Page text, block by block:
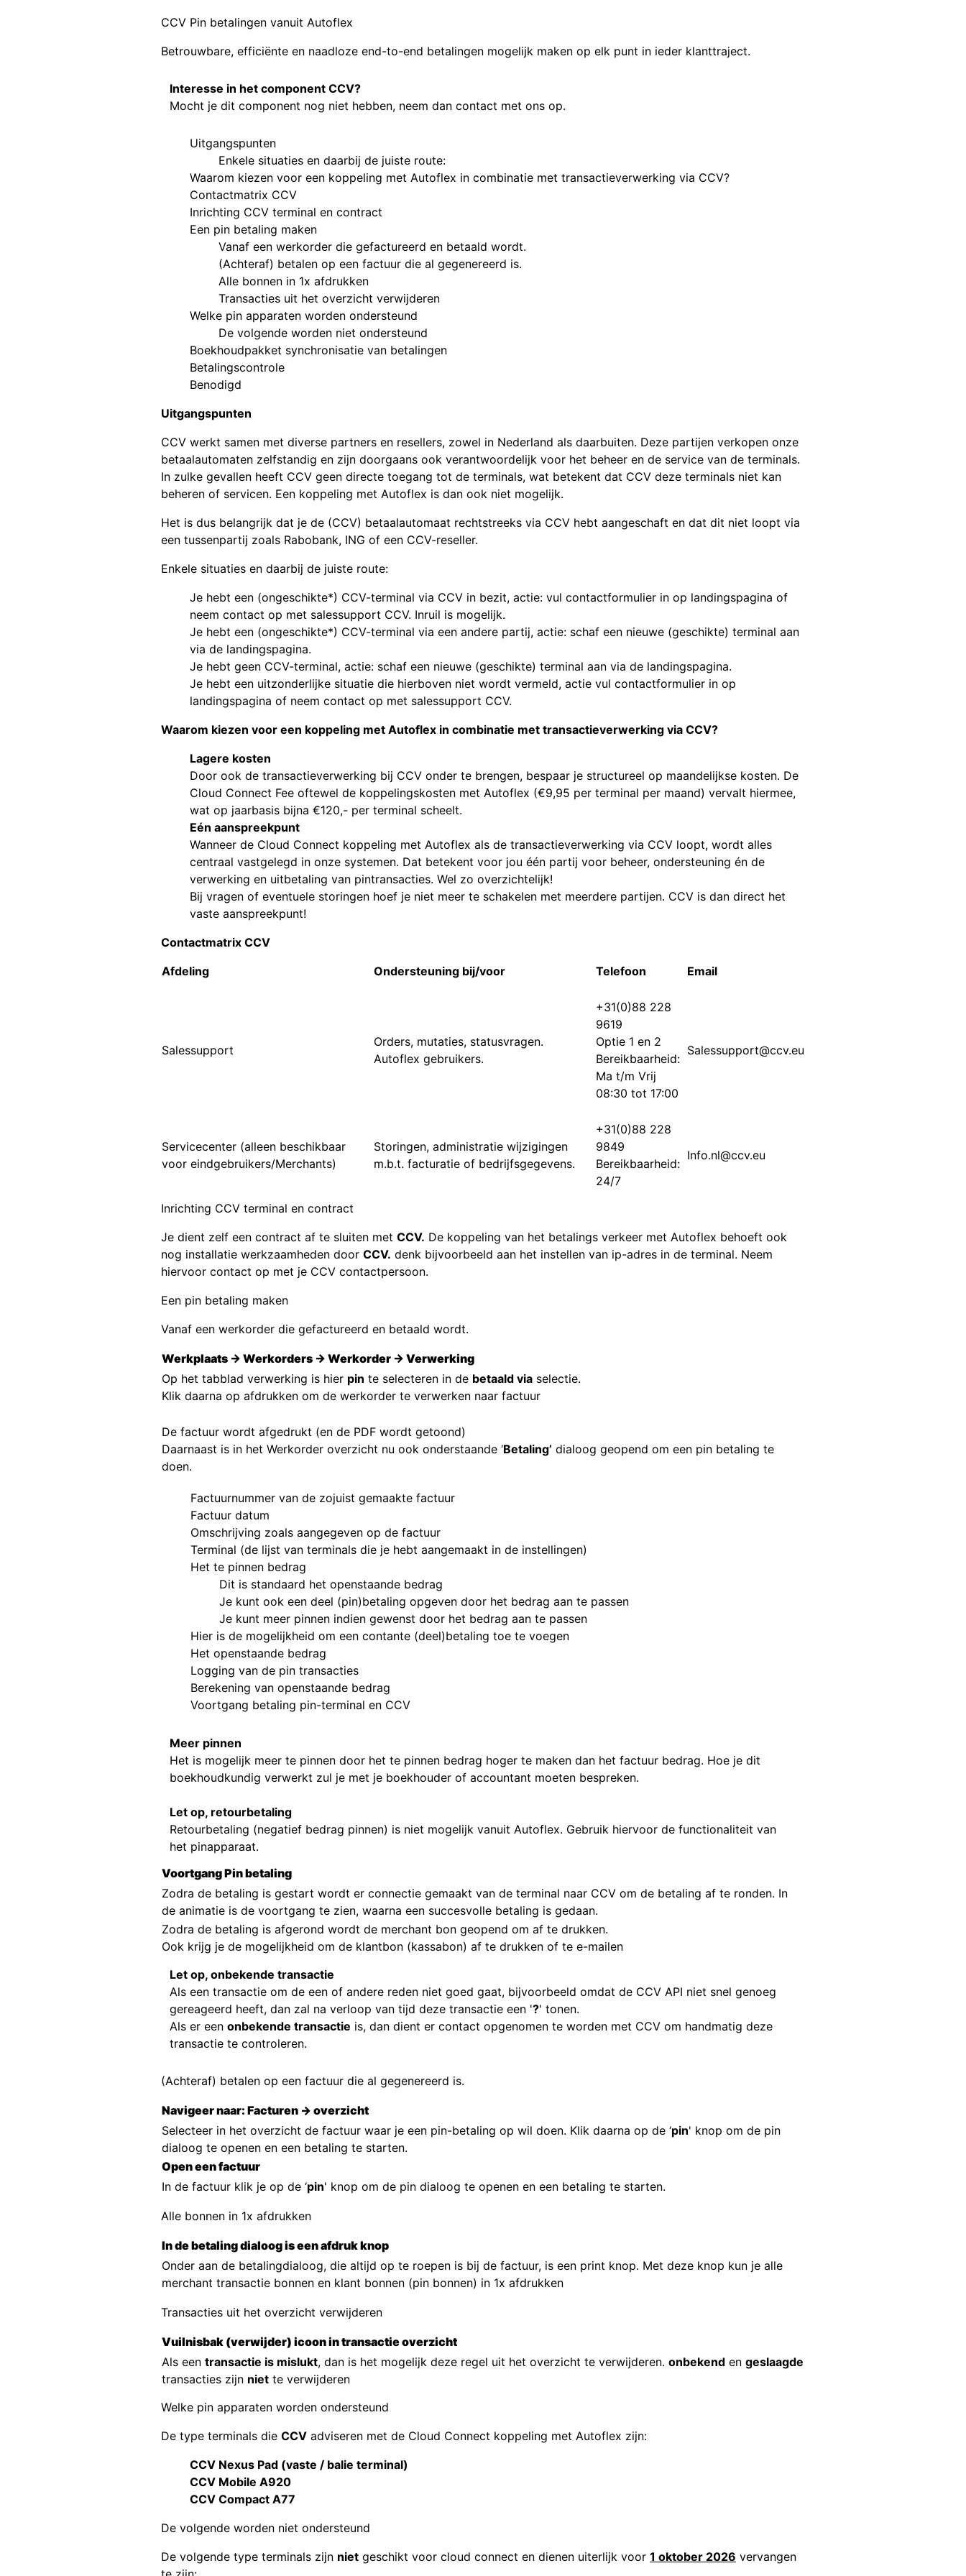
CCV Pin betalingen vanuit Autoflex
Betrouwbare, efficiënte en naadloze end-to-end betalingen mogelijk maken op elk punt in ieder klanttraject.
Interesse in het component CCV?
Mocht je dit component nog niet hebben, neem dan contact met ons op.
Uitgangspunten
Enkele situaties en daarbij de juiste route:
Waarom kiezen voor een koppeling met Autoflex in combinatie met transactieverwerking via CCV?
Contactmatrix CCV
Inrichting CCV terminal en contract
Een pin betaling maken
Vanaf een werkorder die gefactureerd en betaald wordt.
(Achteraf) betalen op een factuur die al gegenereerd is.
Alle bonnen in 1x afdrukken
Transacties uit het overzicht verwijderen
Welke pin apparaten worden ondersteund
De volgende worden niet ondersteund
Boekhoudpakket synchronisatie van betalingen
Betalingscontrole
Benodigd
Uitgangspunten
CCV werkt samen met diverse partners en resellers, zowel in Nederland als daarbuiten. Deze partijen verkopen onze
betaalautomaten zelfstandig en zijn doorgaans ook verantwoordelijk voor het beheer en de service van de terminals.
In zulke gevallen heeft CCV geen directe toegang tot de terminals, wat betekent dat CCV deze terminals niet kan
beheren of servicen. Een koppeling met Autoflex is dan ook niet mogelijk.
Het is dus belangrijk dat je de (CCV) betaalautomaat rechtstreeks via CCV hebt aangeschaft en dat dit niet loopt via
een tussenpartij zoals Rabobank, ING of een CCV-reseller.
Enkele situaties en daarbij de juiste route:
Je hebt een (ongeschikte*) CCV-terminal via CCV in bezit, actie: vul contactformulier in op landingspagina of
neem contact op met salessupport CCV. Inruil is mogelijk.
Je hebt een (ongeschikte*) CCV-terminal via een andere partij, actie: schaf een nieuwe (geschikte) terminal aan
via de landingspagina.
Je hebt geen CCV-terminal, actie: schaf een nieuwe (geschikte) terminal aan via de landingspagina.
Je hebt een uitzonderlijke situatie die hierboven niet wordt vermeld, actie vul contactformulier in op
landingspagina of neem contact op met salessupport CCV.
Waarom kiezen voor een koppeling met Autoflex in combinatie met transactieverwerking via CCV?
Lagere kosten
Door ook de transactieverwerking bij CCV onder te brengen, bespaar je structureel op maandelijkse kosten. De
Cloud Connect Fee oftewel de koppelingskosten met Autoflex (€9,95 per terminal per maand) vervalt hiermee,
wat op jaarbasis bijna €120,- per terminal scheelt.
Eén aanspreekpunt
Wanneer de Cloud Connect koppeling met Autoflex als de transactieverwerking via CCV loopt, wordt alles
centraal vastgelegd in onze systemen. Dat betekent voor jou één partij voor beheer, ondersteuning én de
verwerking en uitbetaling van pintransacties. Wel zo overzichtelijk!
Bij vragen of eventuele storingen hoef je niet meer te schakelen met meerdere partijen. CCV is dan direct het
vaste aanspreekpunt!
Contactmatrix CCV
Afdeling Ondersteuning bij/voor Telefoon Email
Salessupport
Orders, mutaties, statusvragen.
Autoflex gebruikers.
+31(0)88 228
9619
Optie 1 en 2
Bereikbaarheid:
Ma t/m Vrij
08:30 tot 17:00
Salessupport@ccv.eu
Servicecenter (alleen beschikbaar
voor eindgebruikers/Merchants)
Storingen, administratie wijzigingen
m.b.t. facturatie of bedrijfsgegevens.
+31(0)88 228
9849
Bereikbaarheid:
24/7
Info.nl@ccv.eu
Inrichting CCV terminal en contract
Je dient zelf een contract af te sluiten met CCV. De koppeling van het betalings verkeer met Autoflex behoeft ook
nog installatie werkzaamheden door CCV. denk bijvoorbeeld aan het instellen van ip-adres in de terminal. Neem
hiervoor contact op met je CCV contactpersoon.
Een pin betaling maken
Vanaf een werkorder die gefactureerd en betaald wordt.
Werkplaats → Werkorders → Werkorder → Verwerking
Op het tabblad verwerking is hier pin te selecteren in de betaald via selectie.
Klik daarna op afdrukken om de werkorder te verwerken naar factuur
De factuur wordt afgedrukt (en de PDF wordt getoond)
Daarnaast is in het Werkorder overzicht nu ook onderstaande ‘Betaling’ dialoog geopend om een pin betaling te
doen.
Factuurnummer van de zojuist gemaakte factuur
Factuur datum
Omschrijving zoals aangegeven op de factuur
Terminal (de lijst van terminals die je hebt aangemaakt in de instellingen)
Het te pinnen bedrag
Dit is standaard het openstaande bedrag
Je kunt ook een deel (pin)betaling opgeven door het bedrag aan te passen
Je kunt meer pinnen indien gewenst door het bedrag aan te passen
Hier is de mogelijkheid om een contante (deel)betaling toe te voegen
Het openstaande bedrag
Logging van de pin transacties
Berekening van openstaande bedrag
Voortgang betaling pin-terminal en CCV
Meer pinnen
Het is mogelijk meer te pinnen door het te pinnen bedrag hoger te maken dan het factuur bedrag. Hoe je dit
boekhoudkundig verwerkt zul je met je boekhouder of accountant moeten bespreken.
Let op, retourbetaling
Retourbetaling (negatief bedrag pinnen) is niet mogelijk vanuit Autoflex. Gebruik hiervoor de functionaliteit van
het pinapparaat.
Voortgang Pin betaling
Zodra de betaling is gestart wordt er connectie gemaakt van de terminal naar CCV om de betaling af te ronden. In
de animatie is de voortgang te zien, waarna een succesvolle betaling is gedaan.
Zodra de betaling is afgerond wordt de merchant bon geopend om af te drukken.
Ook krijg je de mogelijkheid om de klantbon (kassabon) af te drukken of te e-mailen
Let op, onbekende transactie
Als een transactie om de een of andere reden niet goed gaat, bijvoorbeeld omdat de CCV API niet snel genoeg
gereageerd heeft, dan zal na verloop van tijd deze transactie een '?' tonen.
Als er een onbekende transactie is, dan dient er contact opgenomen te worden met CCV om handmatig deze
transactie te controleren.
(Achteraf) betalen op een factuur die al gegenereerd is.
Navigeer naar: Facturen → overzicht
Selecteer in het overzicht de factuur waar je een pin-betaling op wil doen. Klik daarna op de ‘pin' knop om de pin
dialoog te openen en een betaling te starten.
Open een factuur
In de factuur klik je op de ‘pin' knop om de pin dialoog te openen en een betaling te starten.
Alle bonnen in 1x afdrukken
In de betaling dialoog is een afdruk knop
Onder aan de betalingdialoog, die altijd op te roepen is bij de factuur, is een print knop. Met deze knop kun je alle
merchant transactie bonnen en klant bonnen (pin bonnen) in 1x afdrukken
Transacties uit het overzicht verwijderen
Vuilnisbak (verwijder) icoon in transactie overzicht
Als een transactie is mislukt, dan is het mogelijk deze regel uit het overzicht te verwijderen. onbekend en geslaagde
transacties zijn niet te verwijderen
Welke pin apparaten worden ondersteund
De type terminals die CCV adviseren met de Cloud Connect koppeling met Autoflex zijn:
CCV Nexus Pad (vaste / balie terminal)
CCV Mobile A920
CCV Compact A77
De volgende worden niet ondersteund
De volgende type terminals zijn niet geschikt voor cloud connect en dienen uiterlijk voor 1 oktober 2026 vervangen